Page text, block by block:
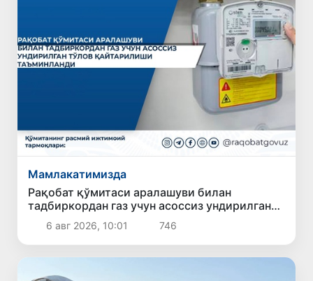
Мамлакатимизда
Рақобат қўмитаси аралашуви билан
тадбиркордан газ учун асоссиз ундирилган
тўлов қайтарилиши таъминланди
6 авг 2026, 10:01 746